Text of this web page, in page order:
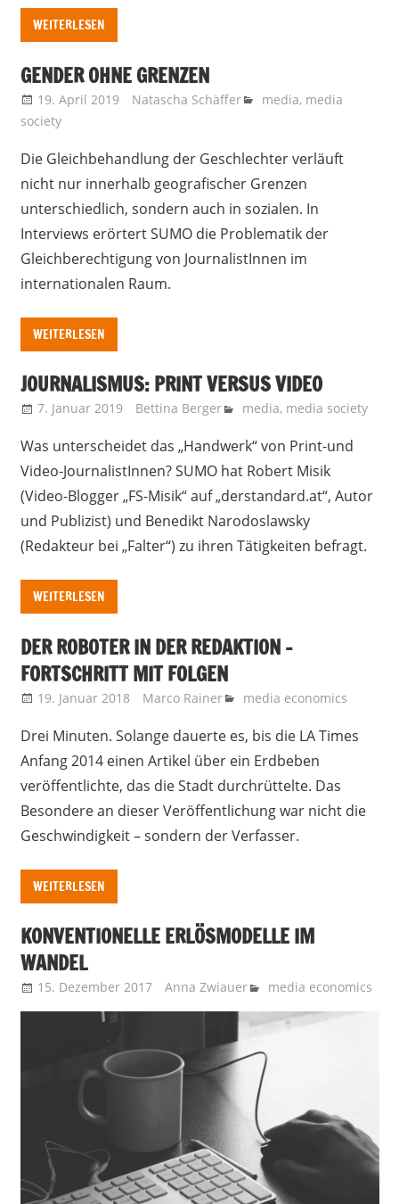
WEITERLESEN
GENDER OHNE GRENZEN
19. April 2019 Natascha Schäffer media, media
society
Die Gleichbehandlung der Geschlechter verläuft
nicht nur innerhalb geografischer Grenzen
unterschiedlich, sondern auch in sozialen. In
Interviews erörtert SUMO die Problematik der
Gleichberechtigung von JournalistInnen im
internationalen Raum.
WEITERLESEN
JOURNALISMUS: PRINT VERSUS VIDEO
7. Januar 2019 Bettina Berger media, media society
Was unterscheidet das „Handwerk“ von Print-und
Video-JournalistInnen? SUMO hat Robert Misik
(Video-Blogger „FS-Misik“ auf „derstandard.at“, Autor
und Publizist) und Benedikt Narodoslawsky
(Redakteur bei „Falter“) zu ihren Tätigkeiten befragt.
WEITERLESEN
DER ROBOTER IN DER REDAKTION –
FORTSCHRITT MIT FOLGEN
19. Januar 2018 Marco Rainer media economics
Drei Minuten. Solange dauerte es, bis die LA Times
Anfang 2014 einen Artikel über ein Erdbeben
veröffentlichte, das die Stadt durchrüttelte. Das
Besondere an dieser Veröffentlichung war nicht die
Geschwindigkeit – sondern der Verfasser.
WEITERLESEN
KONVENTIONELLE ERLÖSMODELLE IM
WANDEL
15. Dezember 2017 Anna Zwiauer media economics